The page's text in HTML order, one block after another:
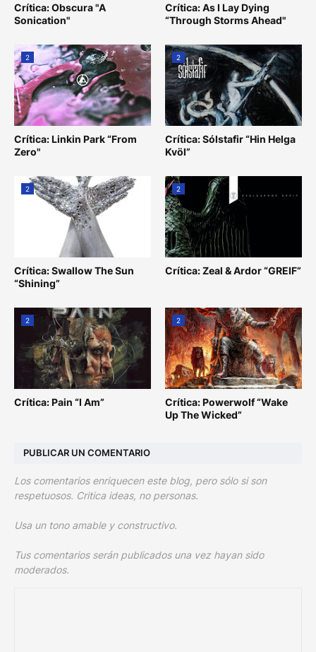
Crítica: Obscura "A
Sonication"
Crítica: As I Lay Dying
“Through Storms Ahead"
2
Crítica: Linkin Park “From
Zero"
2
Crítica: Sólstafir “Hin Helga
Kvöl”
2
Crítica: Swallow The Sun
“Shining”
2
Crítica: Zeal & Ardor “GREIF”
2
Crítica: Pain “I Am”
2
Crítica: Powerwolf “Wake
Up The Wicked”
PUBLICAR UN COMENTARIO
Los comentarios enriquecen este blog, pero sólo si son
respetuosos. Critica ideas, no personas.
Usa un tono amable y constructivo.
Tus comentarios serán publicados una vez hayan sido
moderados.